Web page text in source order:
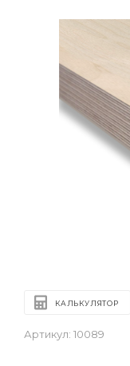
КАЛЬКУЛЯТОР
Артикул: 10089